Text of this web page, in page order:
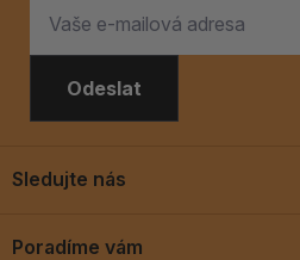
Odeslat
Poradíme vám
Sledujte nás